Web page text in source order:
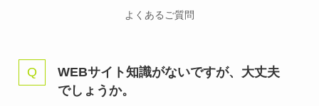
よくあるご質問
WEBサイト知識がないですが、大丈夫
でしょうか。